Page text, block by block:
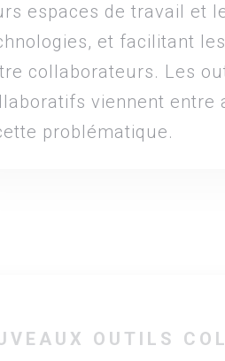
espaces de travail et
et facilitant
collaborateurs. Les
viennent entre
problématique.
OUTILS